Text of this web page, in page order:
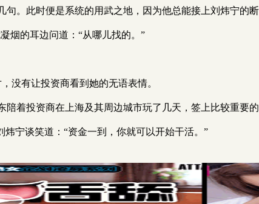
。此时便是系统的用武之地，因为他总能接上刘炜宁的断
烟的耳边问道：“从哪儿找的。”
没有让投资商看到她的无语表情。
着投资商在上海及其周边城市玩了几天，签上比较重要
宁谈笑道：“资金一到，你就可以开始干活。”